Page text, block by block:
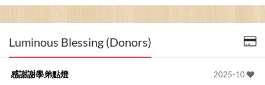
Luminous Blessing (Donors)
2025-10
感謝謝學弟點燈